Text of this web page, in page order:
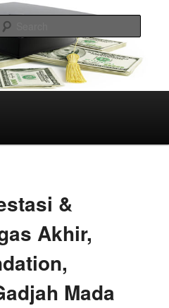
&
Akhir,
Mada